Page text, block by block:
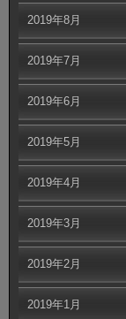
2019年8月
2019年7月
2019年6月
2019年5月
2019年4月
2019年3月
2019年2月
2019年1月